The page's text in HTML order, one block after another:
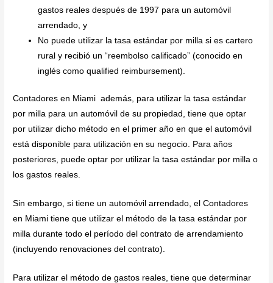
gastos reales después de 1997 para un automóvil
arrendado, y
No puede utilizar la tasa estándar por milla si es cartero
rural y recibió un “reembolso calificado” (conocido en
inglés como qualified reimbursement).
Contadores en Miami además, para utilizar la tasa estándar
por milla para un automóvil de su propiedad, tiene que optar
por utilizar dicho método en el primer año en que el automóvil
está disponible para utilización en su negocio. Para años
posteriores, puede optar por utilizar la tasa estándar por milla o
los gastos reales.
Sin embargo, si tiene un automóvil arrendado, el Contadores
en Miami tiene que utilizar el método de la tasa estándar por
milla durante todo el período del contrato de arrendamiento
(incluyendo renovaciones del contrato).
Para utilizar el método de gastos reales, tiene que determinar